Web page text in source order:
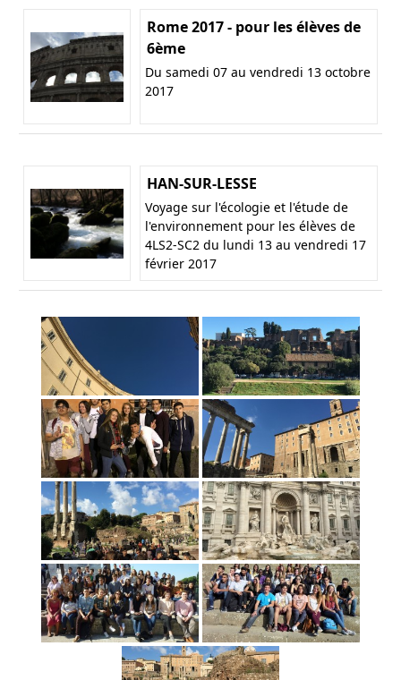
Rome 2017 - pour les élèves de
6ème
Du samedi 07 au vendredi 13 octobre
2017
HAN-SUR-LESSE
Voyage sur l'écologie et l'étude de
l'environnement pour les élèves de
4LS2-SC2 du lundi 13 au vendredi 17
février 2017